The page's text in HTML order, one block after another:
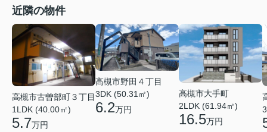
近隣の物件
高槻市古曽部町３丁目
1LDK (40.00㎡)
5.7万円
高槻市野田４丁目
3DK (50.31㎡)
6.2万円
高槻市大手町
2LDK (61.94㎡)
16.5万円